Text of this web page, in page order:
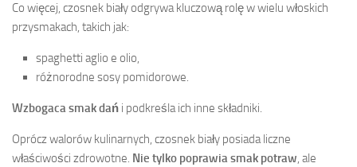
Co więcej, czosnek biały odgrywa kluczową rolę w wielu włoskich
przysmakach, takich jak:
spaghetti aglio e olio,
różnorodne sosy pomidorowe.
Wzbogaca smak dań i podkreśla ich inne składniki.
Oprócz walorów kulinarnych, czosnek biały posiada liczne
właściwości zdrowotne. Nie tylko poprawia smak potraw, ale